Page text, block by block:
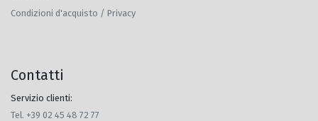
Condizioni d'acquisto / Privacy
Contatti
Servizio clienti:
Tel. +39 02 45 48 72 77